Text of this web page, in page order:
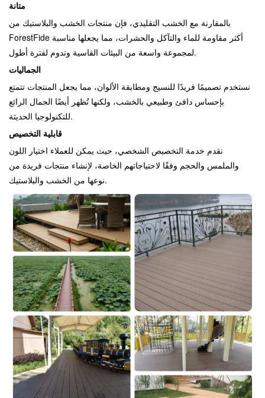
متانة
بالمقارنة مع الخشب التقليدي، فإن منتجات الخشب والبلاستيك من
ForestFide أكثر مقاومة للماء والتآكل والحشرات، مما يجعلها مناسبة
لمجموعة واسعة من البيئات القاسية وتدوم لفترة أطول.
الجماليات
نستخدم تصميمًا فريدًا للنسيج ومطابقة الألوان، مما يجعل المنتجات تتمتع
بإحساس دافئ وطبيعي بالخشب، ولكنها تُظهر أيضًا الجمال الرائع
للتكنولوجيا الحديثة.
قابلية التخصيص
نقدم خدمة التخصيص الشخصي، حيث يمكن للعملاء اختيار اللون
والملمس والحجم وفقًا لاحتياجاتهم الخاصة، لإنشاء منتجات فريدة من
نوعها من الخشب والبلاستيك.